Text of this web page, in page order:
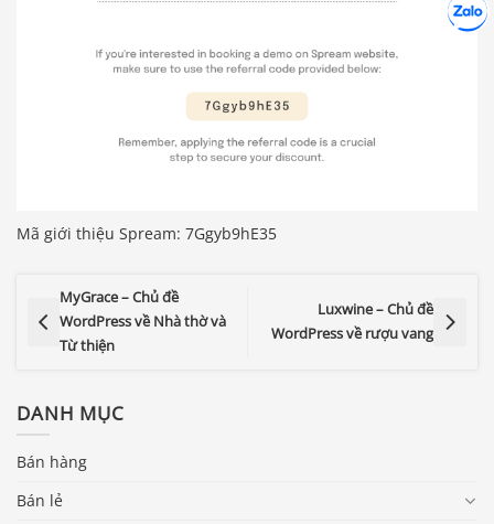
Mã giới thiệu Spream: 7Ggyb9hE35
MyGrace – Chủ đề
WordPress về Nhà thờ và
Từ thiện
Luxwine – Chủ đề
WordPress về rượu vang
DANH MỤC
Bán hàng
Bán lẻ
Chát